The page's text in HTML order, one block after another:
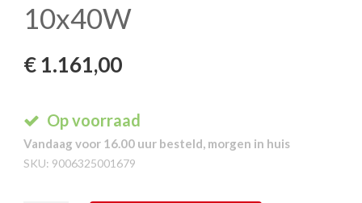
10x40W
€ 1.161,00
Op voorraad
Vandaag voor 16.00 uur besteld, morgen in huis
SKU: 9006325001679